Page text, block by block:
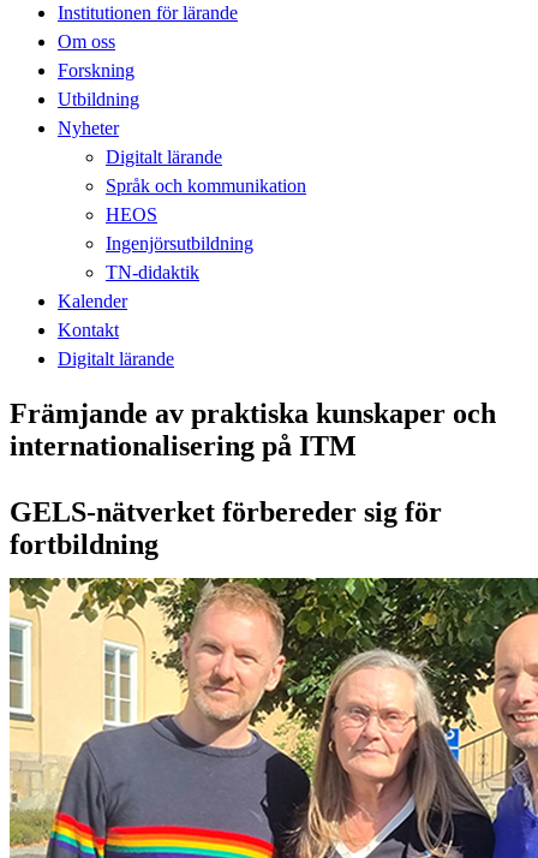
Institutionen för lärande
Om oss
Forskning
Utbildning
Nyheter
Digitalt lärande
Språk och kommunikation
HEOS
Ingenjörsutbildning
TN-didaktik
Kalender
Kontakt
Digitalt lärande
Främjande av praktiska kunskaper och
internationalisering på ITM
GELS-nätverket förbereder sig för
fortbildning